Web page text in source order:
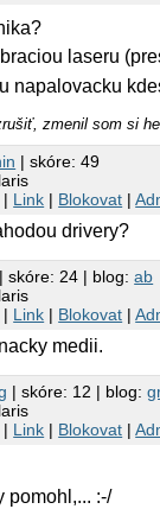
laseru
napalovacku
zmenil som si
| skóre: 49
| Link | Blokovat |
drivery?
| skóre: 24 | blog:ab
| Link | Blokovat |
medii.
| skóre: 12 | blog:
| Link | Blokovat |
pomohl,... :-/